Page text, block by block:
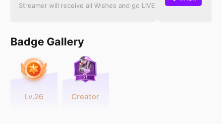
Streamer will receive all Wishes and go LIVE
Badge Gallery
Lv.26 Creator